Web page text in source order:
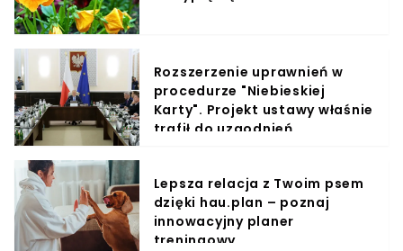
Rozszerzenie uprawnień w
procedurze "Niebieskiej
Karty". Projekt ustawy właśnie
trafił do uzgodnień
Lepsza relacja z Twoim psem
dzięki hau.plan – poznaj
innowacyjny planer
treningowy